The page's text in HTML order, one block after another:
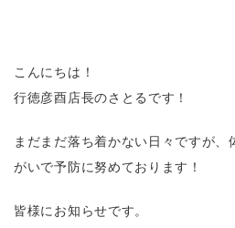
こんにちは！
行徳彦酉店長のさとるです！
まだまだ落ち着かない日々ですが、
がいで予防に努めております！
皆様にお知らせです。